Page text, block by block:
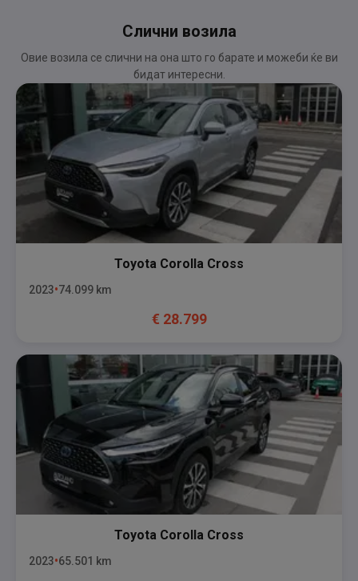
Слични возила
Овие возила се слични на она што го барате и можеби ќе ви
бидат интересни.
Toyota Corolla Cross
2023 74.099 km
€ 28.799
Toyota Corolla Cross
2023 65.501 km